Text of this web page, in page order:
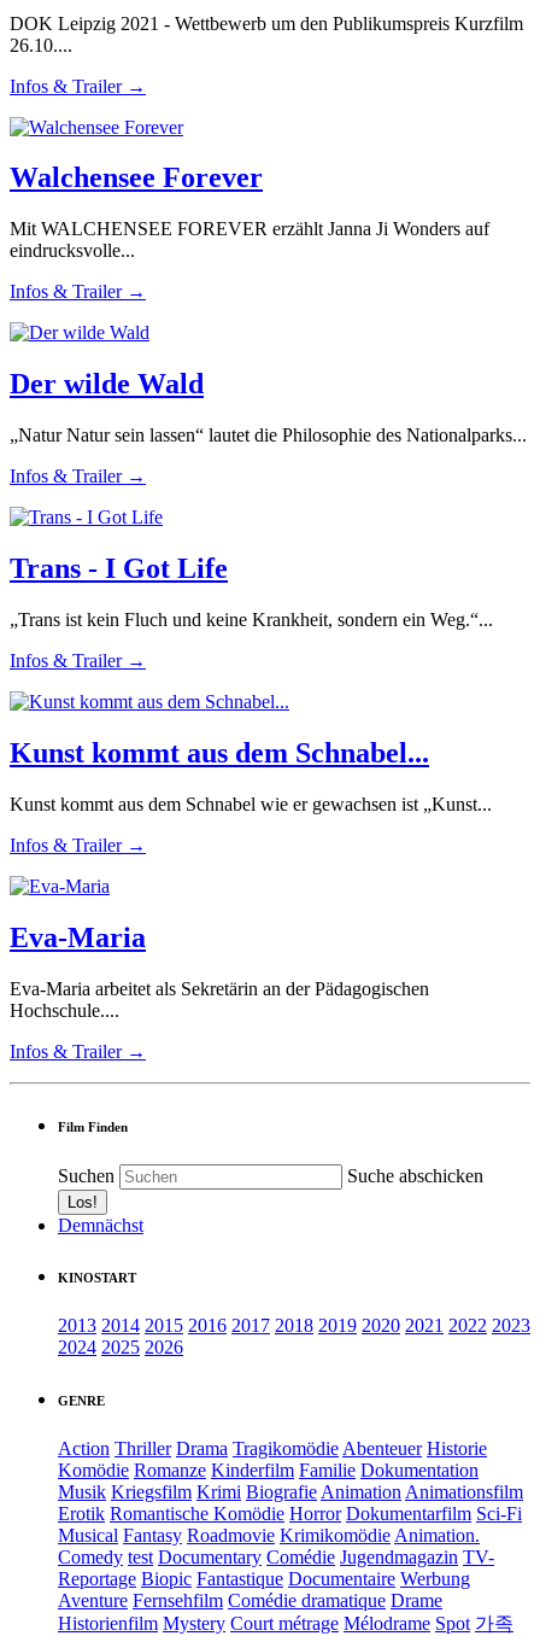
DOK Leipzig 2021 - Wettbewerb um den Publikumspreis Kurzfilm
26.10....
Infos & Trailer →
Walchensee Forever
Mit WALCHENSEE FOREVER erzählt Janna Ji Wonders auf
eindrucksvolle...
Infos & Trailer →
Der wilde Wald
„Natur Natur sein lassen“ lautet die Philosophie des Nationalparks...
Infos & Trailer →
Trans - I Got Life
„Trans ist kein Fluch und keine Krankheit, sondern ein Weg.“...
Infos & Trailer →
Kunst kommt aus dem Schnabel...
Kunst kommt aus dem Schnabel wie er gewachsen ist „Kunst...
Infos & Trailer →
Eva-Maria
Eva-Maria arbeitet als Sekretärin an der Pädagogischen
Hochschule....
Infos & Trailer →
Film Finden
Suchen Suche abschicken
Demnächst
KINOSTART
2013 2014 2015 2016 2017 2018 2019 2020 2021 2022 2023
2024 2025 2026
GENRE
Action Thriller Drama Tragikomödie Abenteuer Historie
Komödie Romanze Kinderfilm Familie Dokumentation
Musik Kriegsfilm Krimi Biografie Animation Animationsfilm
Erotik Romantische Komödie Horror Dokumentarfilm Sci-Fi
Musical Fantasy Roadmovie Krimikomödie Animation.
Comedy test Documentary Comédie Jugendmagazin TV-
Reportage Biopic Fantastique Documentaire Werbung
Aventure Fernsehfilm Comédie dramatique Drame
Historienfilm Mystery Court métrage Mélodrame Spot 가족